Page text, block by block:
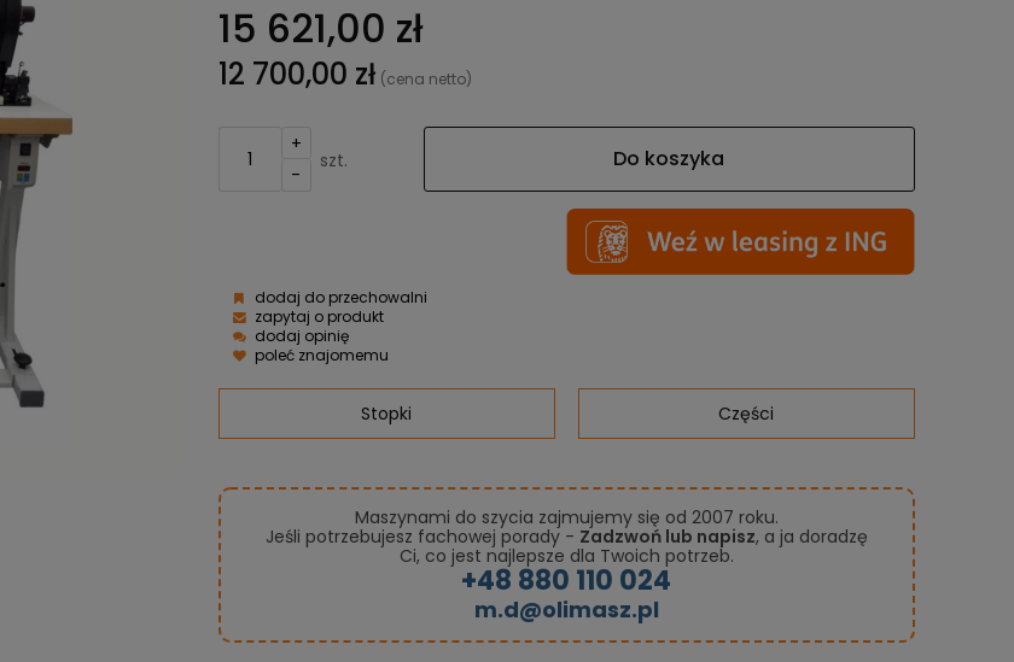
15 621,00 zł
12 700,00 zł (cena netto)
+
-
szt. Do koszyka
dodaj do przechowalni
zapytaj o produkt
dodaj opinię
poleć znajomemu
Stopki Części
Maszynami do szycia zajmujemy się od 2007 roku.
Jeśli potrzebujesz fachowej porady - Zadzwoń lub napisz, a ja doradzę
Ci, co jest najlepsze dla Twoich potrzeb.
+48 880 110 024
m.d@olimasz.pl